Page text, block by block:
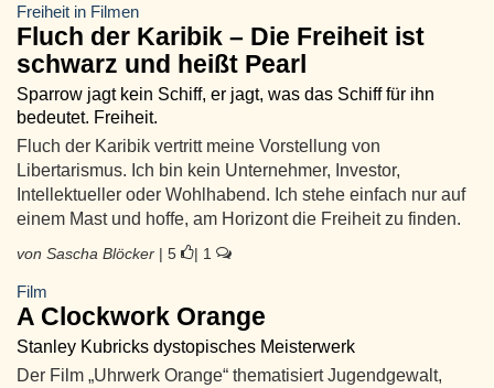
Freiheit in Filmen
Fluch der Karibik – Die Freiheit ist
schwarz und heißt Pearl
Sparrow jagt kein Schiff, er jagt, was das Schiff für ihn
bedeutet. Freiheit.
Fluch der Karibik vertritt meine Vorstellung von
Libertarismus. Ich bin kein Unternehmer, Investor,
Intellektueller oder Wohlhabend. Ich stehe einfach nur auf
einem Mast und hoffe, am Horizont die Freiheit zu finden.
von Sascha Blöcker | 5 | 1
Film
A Clockwork Orange
Stanley Kubricks dystopisches Meisterwerk
Der Film „Uhrwerk Orange“ thematisiert Jugendgewalt,